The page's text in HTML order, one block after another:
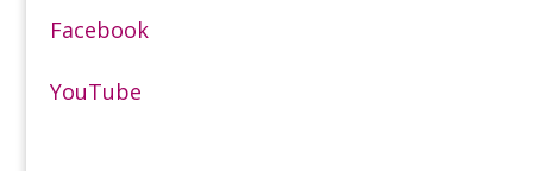
Facebook
YouTube